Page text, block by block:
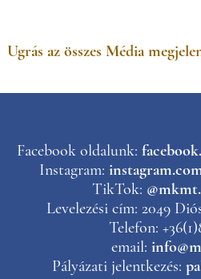
Ugrás az összes Média
Facebook oldalunk:
Instagram:
TikTok:
Levelezési cím: 2049
Telefon:
email:
Pályázati jelentkezés: